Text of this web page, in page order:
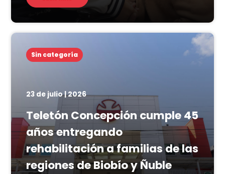
Sin categoría
23 de julio | 2026
Teletón Concepción cumple 45
años entregando
rehabilitación a familias de las
regiones de Biobío y Ñuble